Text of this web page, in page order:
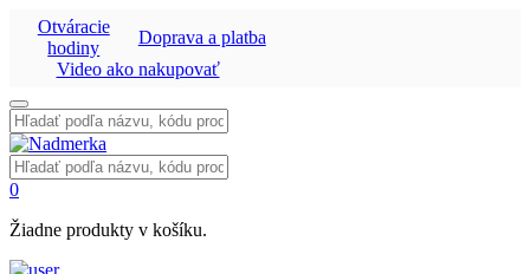
Otváracie
hodiny
Doprava a platba
Video ako nakupovať
Vyhľadať:
Vyhľadať:
0
Žiadne produkty v košíku.